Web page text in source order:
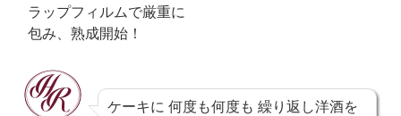
ラップフィルムで厳重に
包み、熟成開始！
ケーキに 何度も何度も 繰り返し洋酒を